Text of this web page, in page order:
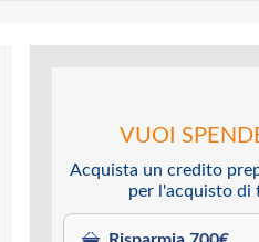
VUOI
Acquista un credito
per l'acquisto